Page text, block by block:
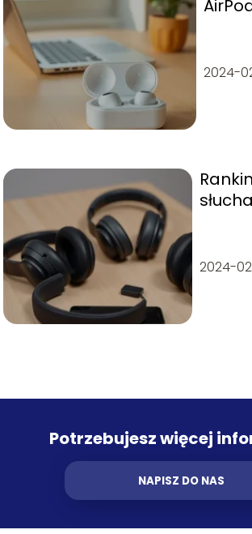
2024-
–
2024-
Potrzebujesz więcej
NAPISZ DO NAS